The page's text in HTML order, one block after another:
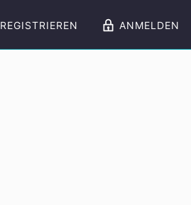
REGISTRIEREN ANMELDEN